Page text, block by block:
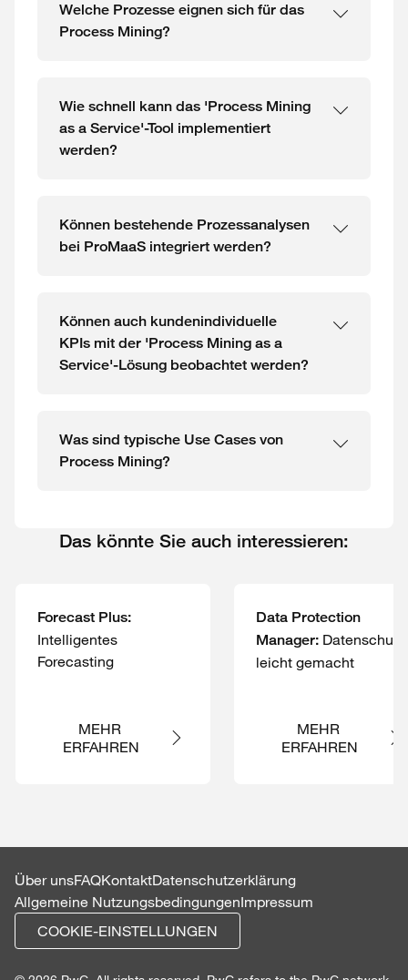
Welche Prozesse eignen sich für das
Process Mining?
Wie schnell kann das 'Process Mining
as a Service'-Tool implementiert
werden?
Können bestehende Prozessanalysen
bei ProMaaS integriert werden?
Können auch kundenindividuelle
KPIs mit der 'Process Mining as a
Service'-Lösung beobachtet werden?
Was sind typische Use Cases von
Process Mining?
Das könnte Sie auch interessieren:
Forecast Plus:
Intelligentes
Forecasting
MEHR
ERFAHREN
Data Protection
Manager: Datenschutz
leicht gemacht
MEHR
ERFAHREN
Über unsFAQKontaktDatenschutzerklärung
Allgemeine NutzungsbedingungenImpressum
COOKIE-EINSTELLUNGEN